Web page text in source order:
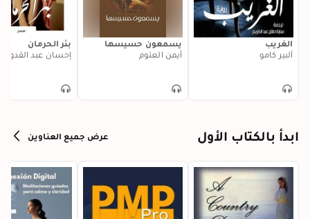
الغريب
ألبير كامو
يسمعون حسيسها
أيمن العتوم
بئر الحرمان
إحسان عبد
ابدأ بالكتاب الأول عرض جميع العناوين